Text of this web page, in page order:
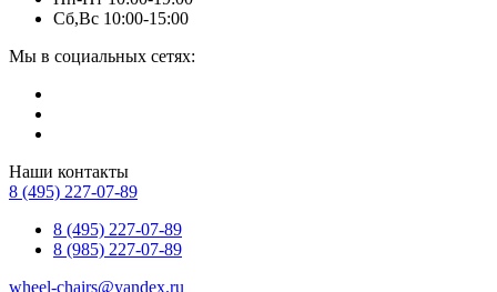
Сб,Вс 10:00-15:00
Мы в социальных сетях:
Наши контакты
8 (495) 227-07-89
8 (495) 227-07-89
8 (985) 227-07-89
wheel-chairs@yandex.ru